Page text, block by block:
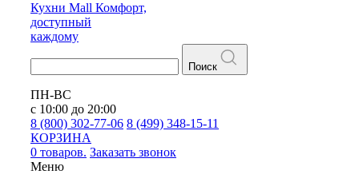
Кухни Mall Комфорт,
доступный
каждому
Поиск
ПН-ВС
с 10:00 до 20:00
8 (800) 302-77-06 8 (499) 348-15-11
КОРЗИНА
0 товаров. Заказать звонок
Меню